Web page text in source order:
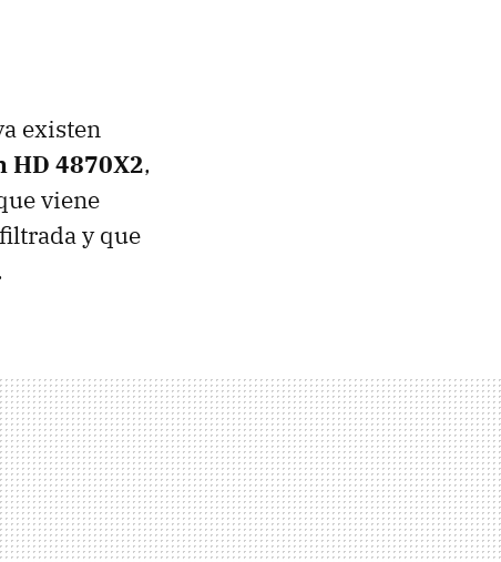
existen
HD 4870X2,
viene
y que